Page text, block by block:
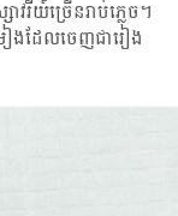
រីយ៍ច្រើន​រាប់​ភ្លេច។
ៀង​ដែល​ចេញ​ជា​រៀង